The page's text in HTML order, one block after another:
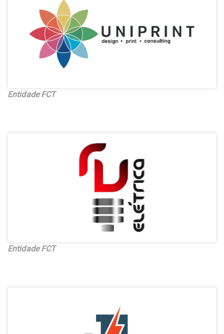
Entidade FCT
Entidade FCT